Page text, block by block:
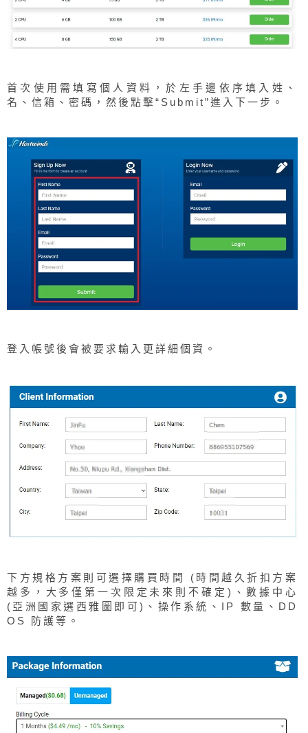
首次使用需填寫個人資料，於左手邊依序填入姓、
名、信箱、密碼，然後點擊“Submit”進入下一步。
登入帳號後會被要求輸入更詳細個資。
下方規格方案則可選擇購買時間 (時間越久折扣方案
越多，大多僅第一次限定未來則不確定)、數據中心
(亞洲國家選西雅圖即可)、操作系統、IP 數量、DD
OS 防護等。